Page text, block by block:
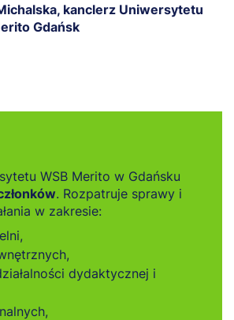
kanclerz Uniwersytetu
Gdańsk
WSB Merito w Gdańsku
. Rozpatruje sprawy i
w zakresie:
dydaktycznej i